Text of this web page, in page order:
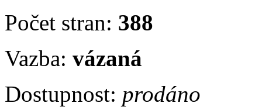
Počet stran: 388
Vazba: vázaná
Dostupnost: prodáno